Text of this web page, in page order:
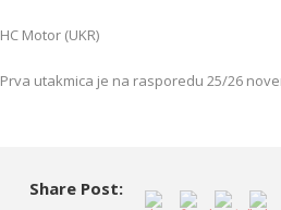
HC Motor (UKR)
Prva utakmica je na rasporedu 25/26
Share Post: